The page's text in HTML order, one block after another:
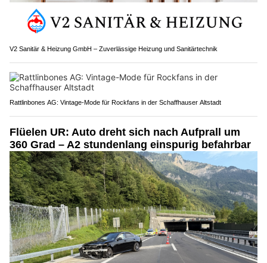
V2 Sanitär & Heizung GmbH – Zuverlässige Heizung und Sanitärtechnik
Rattlinbones AG: Vintage-Mode für Rockfans in der Schaffhauser Altstadt
Flüelen UR: Auto dreht sich nach Aufprall um
360 Grad – A2 stundenlang einspurig befahrbar